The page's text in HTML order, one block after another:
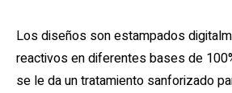
Los diseños son estampados
reactivos en diferentes bases de
se le da un tratamiento sanforizado